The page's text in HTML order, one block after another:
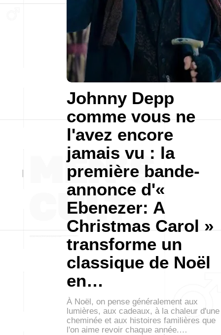
Johnny Depp
comme vous ne
l'avez encore
jamais vu : la
première bande-
annonce d'«
Ebenezer: A
Christmas Carol »
transforme un
classique de Noël
en…
À Noël, on pense généralement aux
lumières, aux cadeaux, à la chaleur d'une
cheminée et aux histoires familières que
l'on aime revoir chaque année.…